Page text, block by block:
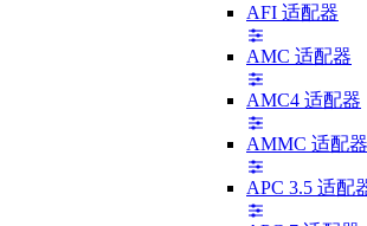
AFI 适配器
AMC 适配器
AMC4 适配器
AMMC 适配器
APC 3.5 适配